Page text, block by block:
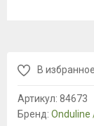
В избранное
Артикул: 84673
Бренд: Onduline